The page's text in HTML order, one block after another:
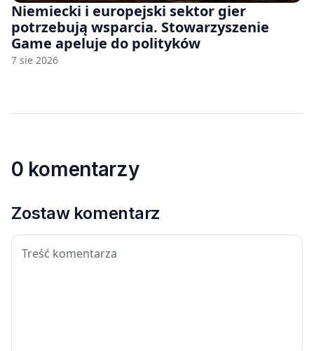
Niemiecki i europejski sektor gier
potrzebują wsparcia. Stowarzyszenie
Game apeluje do polityków
7 sie 2026
0 komentarzy
Zostaw komentarz